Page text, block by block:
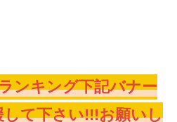
ンキング下記バナー
て下さい!!!お願いし